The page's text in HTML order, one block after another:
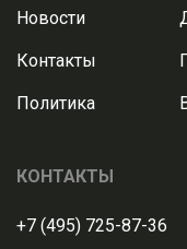
Новости
Контакты
Политика
КОНТАКТЫ
+7 (495) 725-87-36